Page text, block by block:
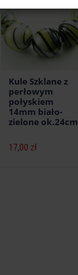
Kule Szklane z
perłowym
połyskiem
14mm biało-
zielone ok.24cm
17,00 zł